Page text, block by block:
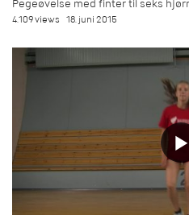
Pegeøvelse med finter til seks
4.109 views 18. juni 2015